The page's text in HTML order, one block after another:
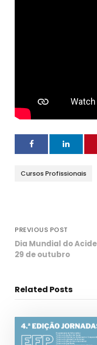
Cursos Profissionais
PREVIOUS POST
Dia Mundial do
29 de outubro
Related Posts